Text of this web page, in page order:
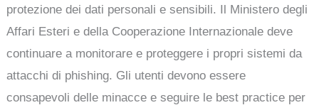
protezione dei dati personali e sensibili. Il Ministero degli
Affari Esteri e della Cooperazione Internazionale deve
continuare a monitorare e proteggere i propri sistemi da
attacchi di phishing. Gli utenti devono essere
consapevoli delle minacce e seguire le best practice per